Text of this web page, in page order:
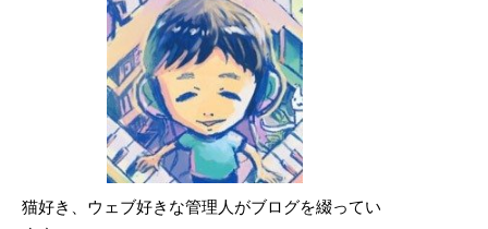
猫好き、ウェブ好きな管理人がブログを綴ってい